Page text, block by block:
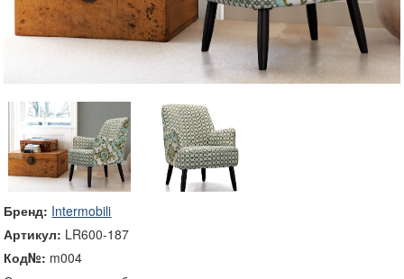
Бренд: Intermobili
Артикул: LR600-187
Код№: m004